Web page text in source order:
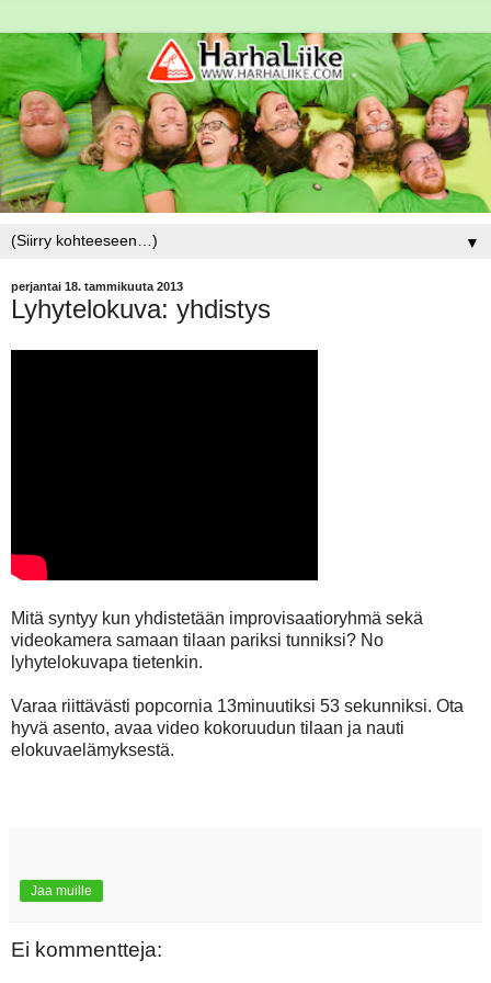
▼
perjantai 18. tammikuuta 2013
Lyhytelokuva: yhdistys
Mitä syntyy kun yhdistetään improvisaatioryhmä sekä
videokamera samaan tilaan pariksi tunniksi? No
lyhytelokuvapa tietenkin.
Varaa riittävästi popcornia 13minuutiksi 53 sekunniksi. Ota
hyvä asento, avaa video kokoruudun tilaan ja nauti
elokuvaelämyksestä.
Jaa muille
Ei kommentteja: